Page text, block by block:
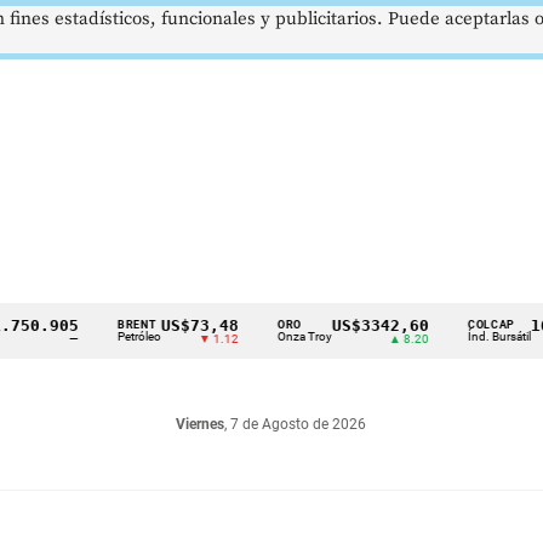
BRENT
Petróleo
US$73,48
▼ 1.12
ORO
Onza Troy
US$3342,60 COLCAP
Índ. Bursátil
Viernes, 7 de Agosto de 2026
estadísticos, funcionales y publicitarios. Puede aceptarlas